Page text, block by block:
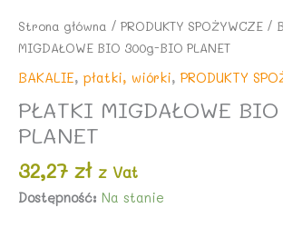
Strona główna / PRODUKTY SPOŻYWCZE /
MIGDAŁOWE BIO 300g-BIO PLANET
BAKALIE, płatki, wiórki, PRODUKTY
PŁATKI MIGDAŁOWE
PLANET
32,27 zł z Vat
Dostępność: Na stanie